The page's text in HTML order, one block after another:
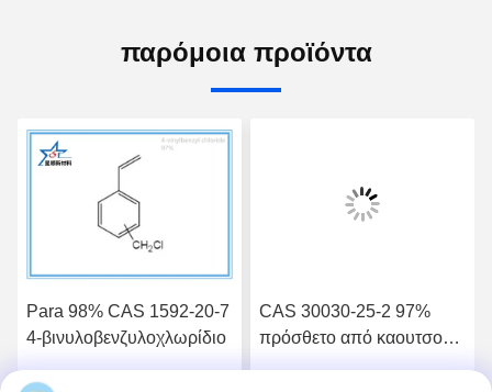
παρόμοια προϊόντα
Para 98% CAS 1592-20-7
4-βινυλοβενζυλοχλωρίδιο
CAS 30030-25-2 97%
πρόσθετο από καουτσούκ